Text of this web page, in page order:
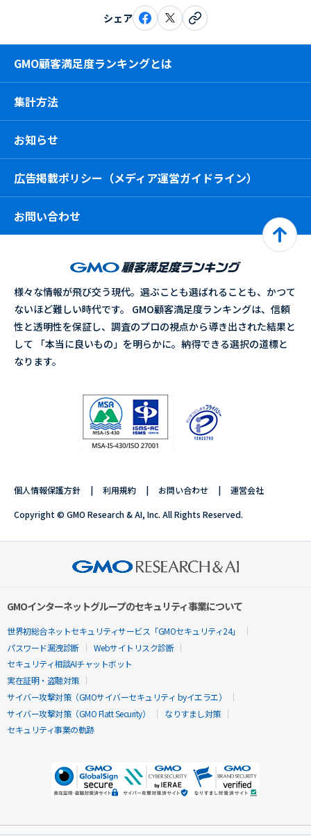
シェア
GMO顧客満足度ランキングとは
集計方法
お知らせ
広告掲載ポリシー（メディア運営ガイドライン）
お問い合わせ
様々な情報が飛び交う現代。選ぶことも選ばれることも、かつて
ないほど難しい時代です。 GMO顧客満足度ランキングは、信頼
性と透明性を保証し、調査のプロの視点から導き出された結果と
して 「本当に良いもの」を明らかに。納得できる選択の道標と
なります。
個人情報保護方針 利用規約 お問い合わせ 運営会社
Copyright © GMO Research & AI, Inc. All Rights Reserved.
GMOインターネットグループのセキュリティ事業について
世界初総合ネットセキュリティサービス「GMOセキュリティ24」
パスワード漏洩診断
Webサイトリスク診断
セキュリティ相談AIチャットボット
実在証明・盗聴対策
サイバー攻撃対策（GMOサイバーセキュリティ byイエラエ）
サイバー攻撃対策（GMO Flatt Security）
なりすまし対策
セキュリティ事業の軌跡